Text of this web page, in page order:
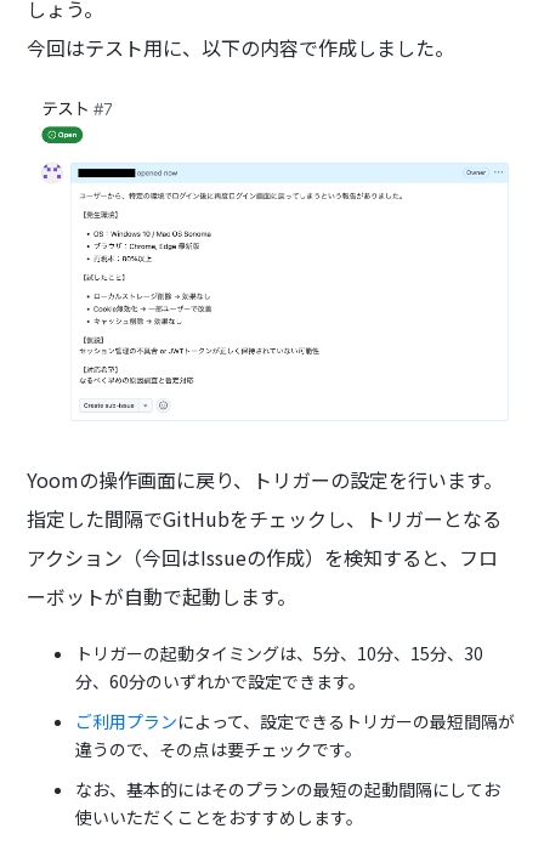
しょう。
今回はテスト用に、以下の内容で作成しました。
Yoomの操作画面に戻り、トリガーの設定を行います。
指定した間隔でGitHubをチェックし、トリガーとなる
アクション（今回はIssueの作成）を検知すると、フロ
ーボットが自動で起動します。
トリガーの起動タイミングは、5分、10分、15分、30
分、60分のいずれかで設定できます。
ご利用プランによって、設定できるトリガーの最短間隔が
違うので、その点は要チェックです。
なお、基本的にはそのプランの最短の起動間隔にしてお
使いいただくことをおすすめします。